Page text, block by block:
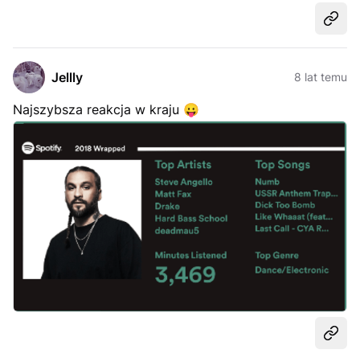
Jellly 8 lat temu
Najszybsza reakcja w kraju 😛